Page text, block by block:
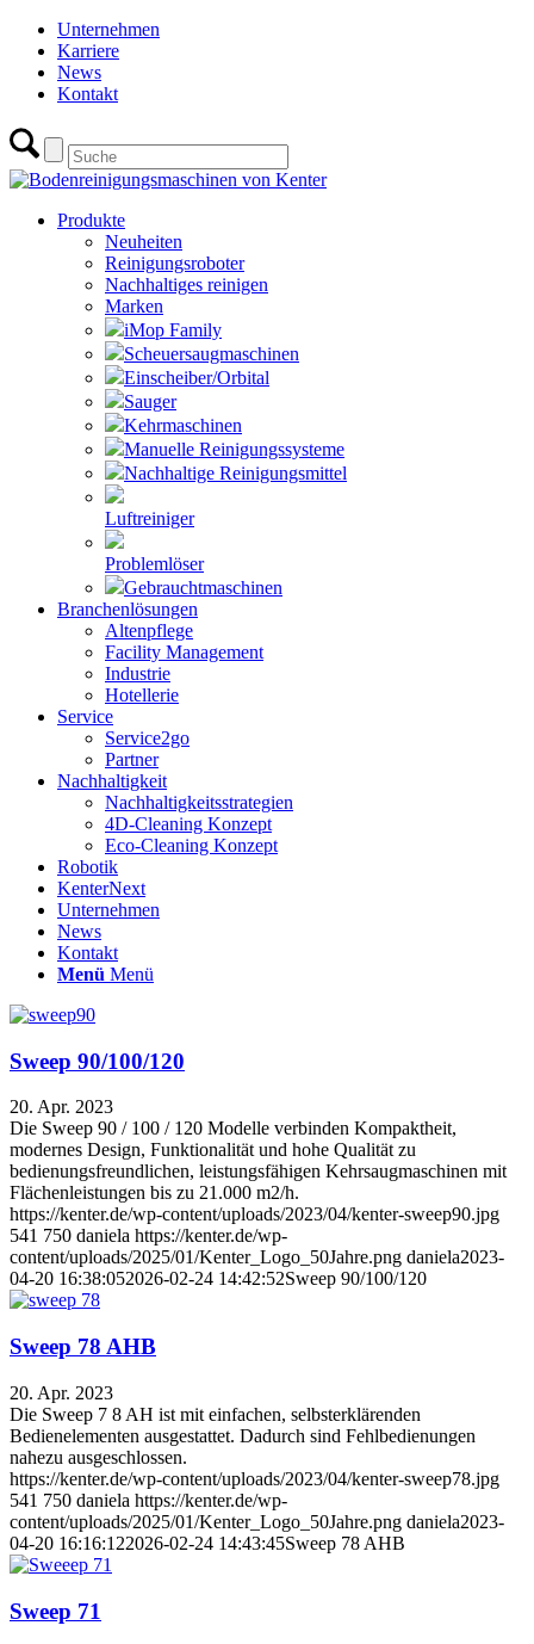
Unternehmen
Karriere
News
Kontakt
Produkte
Neuheiten
Reinigungsroboter
Nachhaltiges reinigen
Marken
iMop Family
Scheuersaugmaschinen
Einscheiber/Orbital
Sauger
Kehrmaschinen
Manuelle Reinigungssysteme
Nachhaltige Reinigungsmittel
Luftreiniger
Problemlöser
Gebrauchtmaschinen
Branchenlösungen
Altenpflege
Facility Management
Industrie
Hotellerie
Service
Service2go
Partner
Nachhaltigkeit
Nachhaltigkeitsstrategien
4D-Cleaning Konzept
Eco-Cleaning Konzept
Robotik
KenterNext
Unternehmen
News
Kontakt
Menü Menü
Sweep 90/100/120
20. Apr. 2023
Die Sweep 90 / 100 / 120 Modelle verbinden Kompaktheit,
modernes Design, Funktionalität und hohe Qualität zu
bedienungsfreundlichen, leistungsfähigen Kehrsaugmaschinen mit
Flächenleistungen bis zu 21.000 m2/h.
https://kenter.de/wp-content/uploads/2023/04/kenter-sweep90.jpg
541 750 daniela https://kenter.de/wp-
content/uploads/2025/01/Kenter_Logo_50Jahre.png daniela2023-
04-20 16:38:052026-02-24 14:42:52Sweep 90/100/120
Sweep 78 AHB
20. Apr. 2023
Die Sweep 7 8 AH ist mit einfachen, selbsterklärenden
Bedienelementen ausgestattet. Dadurch sind Fehlbedienungen
nahezu ausgeschlossen.
https://kenter.de/wp-content/uploads/2023/04/kenter-sweep78.jpg
541 750 daniela https://kenter.de/wp-
content/uploads/2025/01/Kenter_Logo_50Jahre.png daniela2023-
04-20 16:16:122026-02-24 14:43:45Sweep 78 AHB
Sweep 71